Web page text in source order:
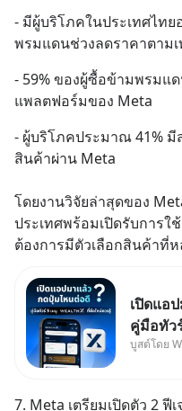
- มีผู้บริโภคในประเทศไท
พรมแดนช่วงลดราคาตาม
- 59% ของผู้ซื้อข้ามพรม
แพลตฟอร์มของ Meta
- ผู้บริโภคประมาณ 41%
สินค้าผ่าน Meta
โดยงานวิจัยล่าสุดของ
ประเทศพร้อมเปิดรับการใ
ต้องการมีตัวเลือกสินค้าที่
เปิดแอ
คู่มือทัว
ใหม่คว
บูสต์โดย
7. Meta เตรียมเปิดตัว 2 ฟี